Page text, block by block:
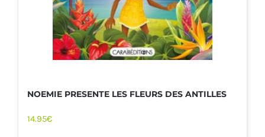
NOEMIE PRESENTE LES FLEURS DES ANTILLES
14.95€